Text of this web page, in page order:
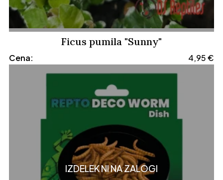
Ficus pumila "Sunny"
Cena: 4,95€
IZDELEK NI NA ZALOGI